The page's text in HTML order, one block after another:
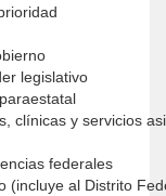
legislativo
clínicas y servicios
federales
(incluye al Distrito